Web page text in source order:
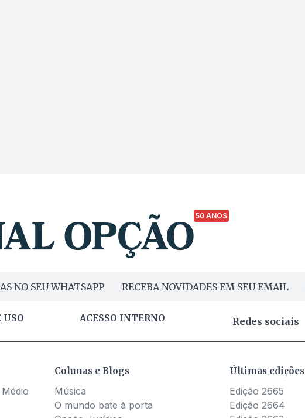
50 ANOS
NO SEU WHATSAPP RECEBA NOVIDADES EM SEU EMAIL
USO ACESSO INTERNO Redes sociais
Colunas e Blogs
Música
O mundo bate à porta
Últimas edições
Edição 2665
Edição 2664